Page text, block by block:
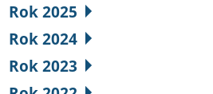
Rok 2025
Rok 2024
Rok 2023